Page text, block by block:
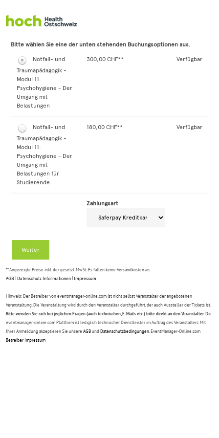
Bitte wählen Sie eine der unten stehenden Buchungsoptionen aus.
Notfall- und
Traumapädagogik -
Modul 11:
Psychohygiene - Der
Umgang mit
Belastungen
300,00 CHF** Verfügbar
Notfall- und
Traumapädagogik -
Modul 11:
Psychohygiene - Der
Umgang mit
Belastungen für
Studierende
180,00 CHF** Verfügbar
Zahlungsart
Weiter
** Angezeigte Preise inkl. der gesetzl. MwSt. Es fallen keine Versandkosten an.
AGB Datenschutz Informationen Impressum
Hinweis: Der Betreiber von eventmanager-online.com ist nicht selbst Veranstalter der angebotenen
Veranstaltung. Die Veranstaltung wird durch den Veranstalter durchgeführt, der auch Aussteller der Tickets ist.
Bitte wenden Sie sich bei jeglichen Fragen (auch technischen, E-Mails etc.) bitte direkt an den Veranstalter. Die
eventmanager-online.com Plattform ist lediglich technischer Dienstleister im Auftrag des Veranstalters. Mit
Ihrer Anmeldung akzeptieren Sie unsere AGBundDatenschutzbedingungen . EventManager-Online.com
Betreiber Impressum